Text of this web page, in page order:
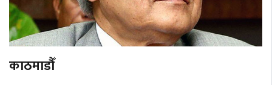
काठमाडौँ